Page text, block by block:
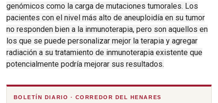
genómicos como la carga de mutaciones tumorales. Los
pacientes con el nivel más alto de aneuploidía en su tumor
no responden bien a la inmunoterapia, pero son aquellos en
los que se puede personalizar mejor la terapia y agregar
radiación a su tratamiento de inmunoterapia existente que
potencialmente podría mejorar sus resultados.
BOLETÍN DIARIO · CORREDOR DEL HENARES